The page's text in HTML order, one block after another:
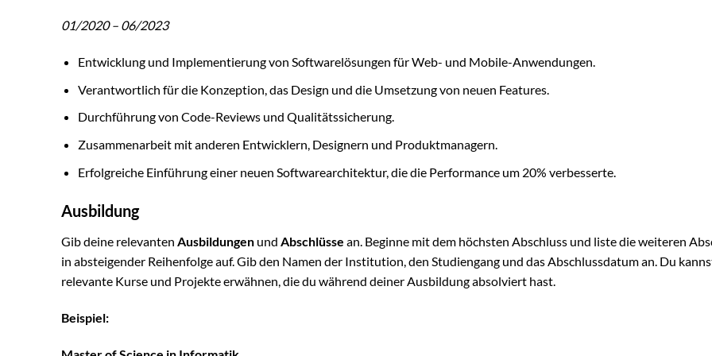
01/2020 – 06/2023
Entwicklung und Implementierung von Softwarelösungen für Web- und Mobile-Anwendungen.
Verantwortlich für die Konzeption, das Design und die Umsetzung von neuen Features.
Durchführung von Code-Reviews und Qualitätssicherung.
Zusammenarbeit mit anderen Entwicklern, Designern und Produktmanagern.
Erfolgreiche Einführung einer neuen Softwarearchitektur, die die Performance um 20% verbesserte.
Ausbildung
Gib deine relevanten Ausbildungen und Abschlüsse an. Beginne mit dem höchsten Abschluss und liste die weiteren
in absteigender Reihenfolge auf. Gib den Namen der Institution, den Studiengang und das Abschlussdatum an. Du
relevante Kurse und Projekte erwähnen, die du während deiner Ausbildung absolviert hast.
Beispiel: